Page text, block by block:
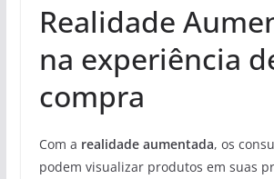
Realidade
na experiência
compra
Com a realidade aumentada, os
podem visualizar produtos em suas